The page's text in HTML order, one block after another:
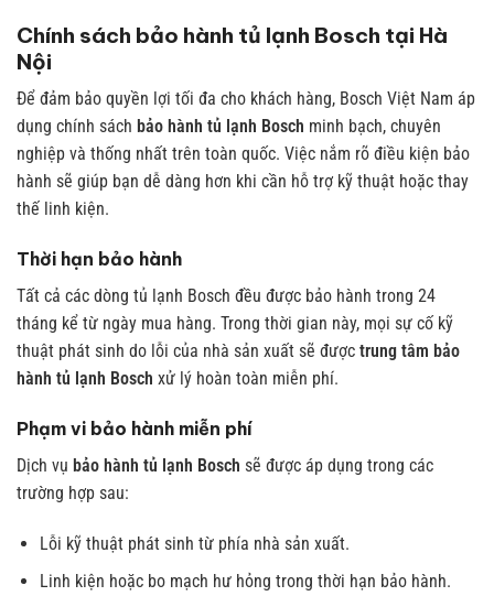
Chính sách bảo hành tủ lạnh Bosch tại Hà
Nội
Để đảm bảo quyền lợi tối đa cho khách hàng, Bosch Việt Nam áp
dụng chính sách bảo hành tủ lạnh Bosch minh bạch, chuyên
nghiệp và thống nhất trên toàn quốc. Việc nắm rõ điều kiện bảo
hành sẽ giúp bạn dễ dàng hơn khi cần hỗ trợ kỹ thuật hoặc thay
thế linh kiện.
Thời hạn bảo hành
Tất cả các dòng tủ lạnh Bosch đều được bảo hành trong 24
tháng kể từ ngày mua hàng. Trong thời gian này, mọi sự cố kỹ
thuật phát sinh do lỗi của nhà sản xuất sẽ được trung tâm bảo
hành tủ lạnh Bosch xử lý hoàn toàn miễn phí.
Phạm vi bảo hành miễn phí
Dịch vụ bảo hành tủ lạnh Bosch sẽ được áp dụng trong các
trường hợp sau:
Lỗi kỹ thuật phát sinh từ phía nhà sản xuất.
Linh kiện hoặc bo mạch hư hỏng trong thời hạn bảo hành.